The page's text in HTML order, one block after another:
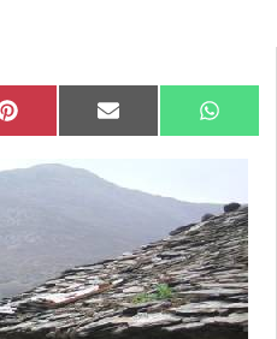
Compartir
en
Pinterest Compartir
en
Email
en